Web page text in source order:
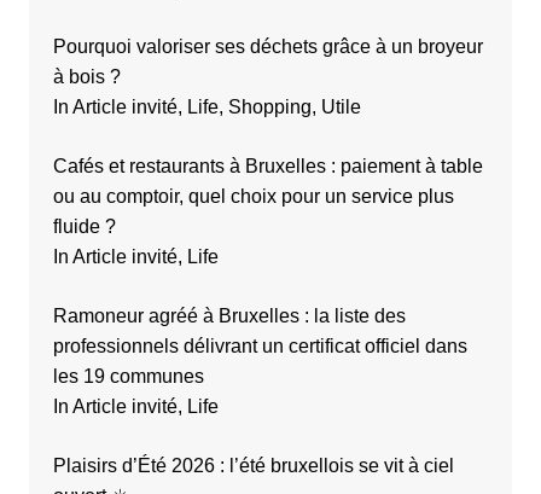
Pourquoi valoriser ses déchets grâce à un broyeur
à bois ?
In Article invité, Life, Shopping, Utile
Cafés et restaurants à Bruxelles : paiement à table
ou au comptoir, quel choix pour un service plus
fluide ?
In Article invité, Life
Ramoneur agréé à Bruxelles : la liste des
professionnels délivrant un certificat officiel dans
les 19 communes
In Article invité, Life
Plaisirs d’Été 2026 : l’été bruxellois se vit à ciel